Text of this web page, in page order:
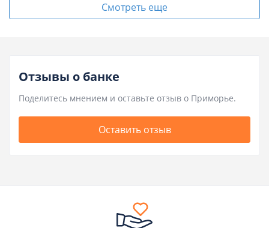
Смотреть еще
Отзывы о банке
Поделитесь мнением и оставьте отзыв о Приморье.
Оставить отзыв